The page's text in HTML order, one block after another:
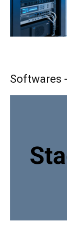
Softwares